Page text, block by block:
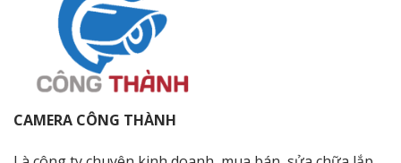
CAMERA CÔNG THÀNH